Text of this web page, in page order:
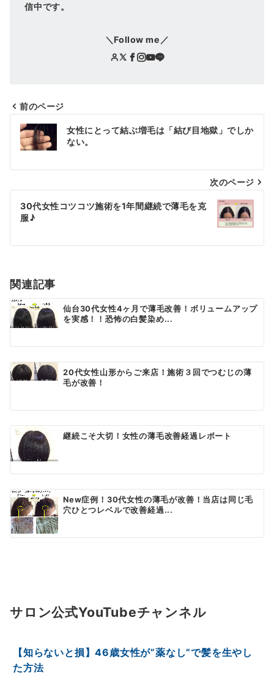
信中です。
＼Follow me／
投
稿
ビ
ゲ
ー
シ
ン
前のページ
女性にとって結ぶ増毛は「結び目地獄」でしか
ない。
次のページ
30代女性コツコツ施術を1年間継続で薄毛を克
服♪
関連記事
仙台30代女性4ヶ月で薄毛改善！ボリュームアップ
を実感！！恐怖の白髪染め...
20代女性山形からご来店！施術３回でつむじの薄
毛が改善！
継続こそ大切！女性の薄毛改善経過レポート
New症例！30代女性の薄毛が改善！当店は同じ毛
穴ひとつレベルで改善経過...
サロン公式YouTubeチャンネル
【知らないと損】46歳女性が”薬なし”で髪を生やし
た方法